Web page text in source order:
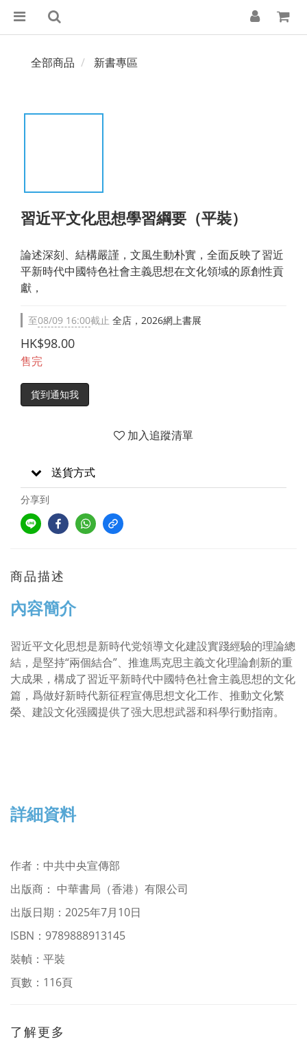
全部商品 新書專區
習近平文化思想學習綱要（平裝）
論述深刻、結構嚴謹，文風生動朴實，全面反映了習近
平新時代中國特色社會主義思想在文化領域的原創性貢
獻，
至08/09 16:00截止 全店，2026網上書展
HK$98.00
售完
貨到通知我
加入追蹤清單
送貨方式
分享到
商品描述
內容簡介
習近平文化思想是新時代党領導文化建設實踐經驗的理論總
結，是堅持“兩個結合”、推進馬克思主義文化理論創新的重
大成果，構成了習近平新時代中國特色社會主義思想的文化
篇，爲做好新時代新征程宣傳思想文化工作、推動文化繁
榮、建設文化强國提供了强大思想武器和科學行動指南。
詳細資料
作者 ： 中共中央宣傳部
出版商： 中華書局（香港）有限公司
出版日期：2025年7月10日
ISBN： 9789888913145
裝幀：平裝
頁數：116頁
了解更多